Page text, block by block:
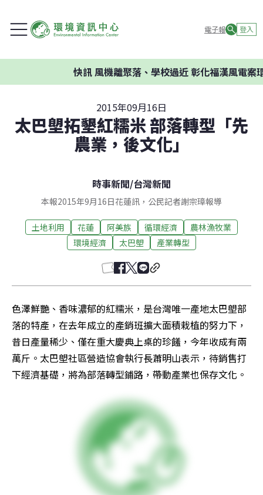
電子報 登入
風機離聚落、學校過近 彰化福漢風電案環委
2015年09月16日
太巴塱拓墾紅糯米 部落轉型「先
農業，後文化」
時事新聞/台灣新聞
本報2015年9月16日花蓮訊，公民記者謝宗璋報導
土地利用 花蓮 阿美族 循環經濟
農林漁牧業
環境經濟
太巴塱 產業轉型
色澤鮮艷、香味濃郁的紅糯米，是台灣唯一產地太巴塱部
落的特產，在去年成立的產銷班擴大面積栽植的努力下，
昔日產量稀少、僅在重大慶典上桌的珍饈，今年收成有兩
萬斤。太巴塱社區營造協會執行長蕭明山表示，待銷售打
下經濟基礎，將為部落轉型鋪路，帶動產業也保存文化。